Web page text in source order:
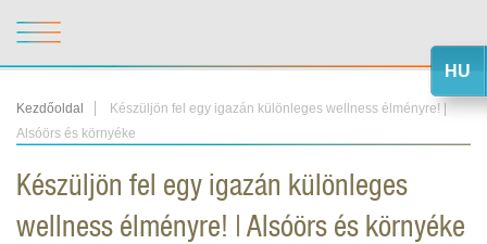
Kezdőoldal
Készüljön fel egy igazán különleges wellness élményre! |
Alsóörs és környéke
Készüljön fel egy igazán különleges
wellness élményre! | Alsóörs és környéke
HU